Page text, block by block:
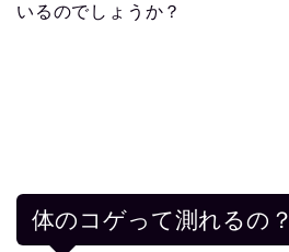
いるのでしょうか？
体のコゲって測れるの？